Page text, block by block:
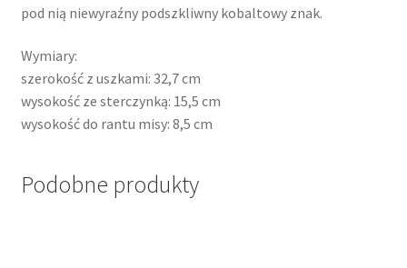
pod nią niewyraźny podszkliwny kobaltowy znak.
Wymiary:
szerokość z uszkami: 32,7 cm
wysokość ze sterczynką: 15,5 cm
wysokość do rantu misy: 8,5 cm
Podobne produkty